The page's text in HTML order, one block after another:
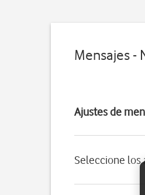
Mensajes -
Ajustes de
Seleccione los